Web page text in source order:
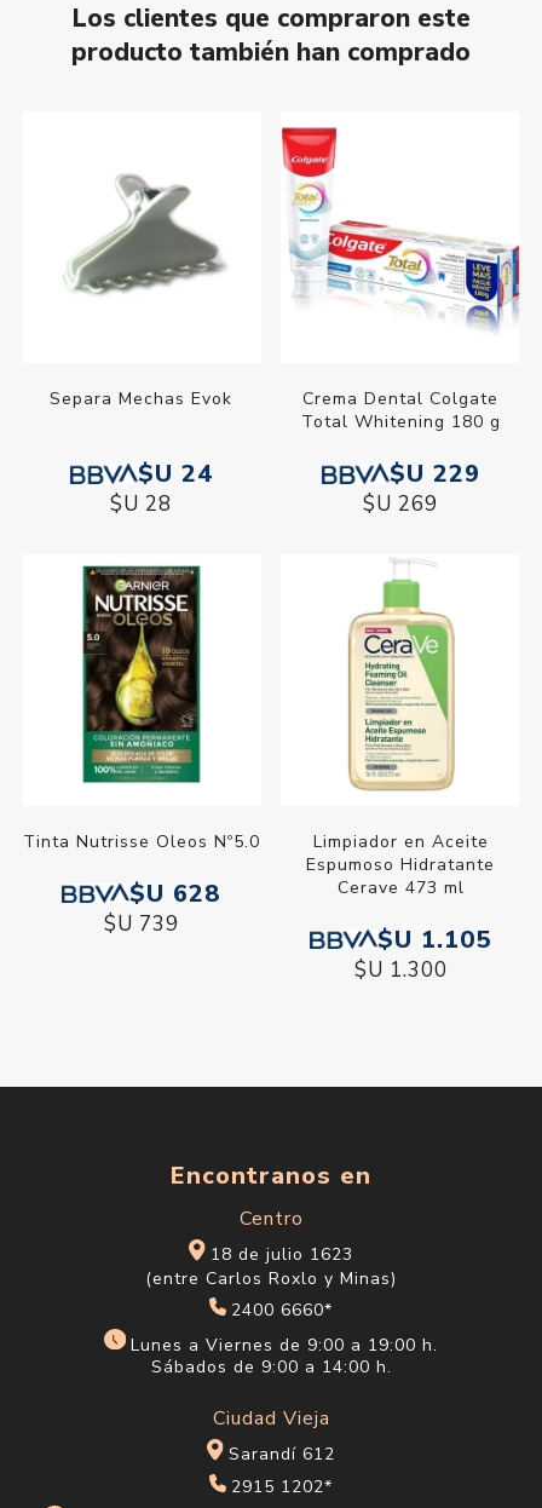
Los clientes que compraron este
producto también han comprado
Separa Mechas Evok
$U 24
$U 28
Crema Dental Colgate
Total Whitening 180 g
$U 229
$U 269
Tinta Nutrisse Oleos Nº5.0
$U 628
$U 739
Limpiador en Aceite
Espumoso Hidratante
Cerave 473 ml
$U 1.105
$U 1.300
Encontranos en
Centro
18 de julio 1623
(entre Carlos Roxlo y Minas)
2400 6660*
Lunes a Viernes de 9:00 a 19:00 h.
Sábados de 9:00 a 14:00 h.
Ciudad Vieja
Sarandí 612
2915 1202*